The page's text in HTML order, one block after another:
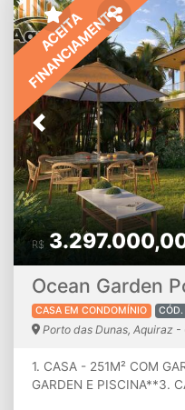
Ocean Garden
CASA EM CONDOMÍNIO
Porto das Dunas, Aquiraz -
Previous
ACEITA
FINANCIAMENTO
R$
1. CASA - 251M² COM
GARDEN E PISCINA**3.